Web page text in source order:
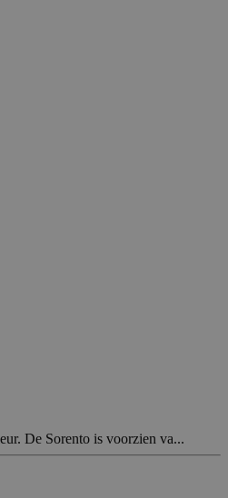
De Sorento is voorzien va...